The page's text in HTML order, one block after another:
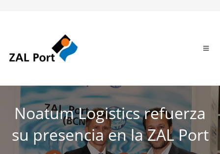
Noatum Logistics refuerza
su presencia en la ZAL Port